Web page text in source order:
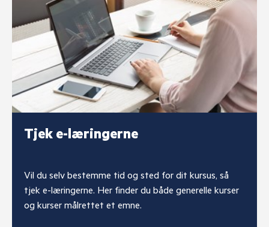
Tjek e-læringerne
Vil du selv bestemme tid og sted for dit kursus, så
tjek e-læringerne. Her finder du både generelle kurser
og kurser målrettet et emne.